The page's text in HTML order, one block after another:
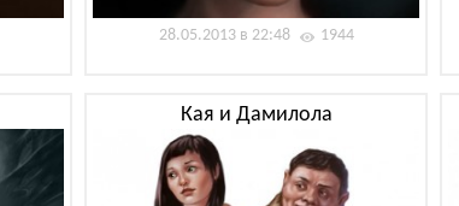
28.05.2013 в 22:48 1944
Кая и Дамилола